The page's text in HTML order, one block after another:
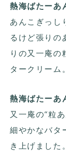
熱海ばたーあ
あんこぎっし
るけど張りの
りの又一庵の
タークリーム。
熱海ばたーあ
又一庵の“粒
細やかなバタ
き上げました。